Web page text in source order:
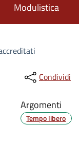
Modulistica
Condividi
Argomenti
Tempo libero